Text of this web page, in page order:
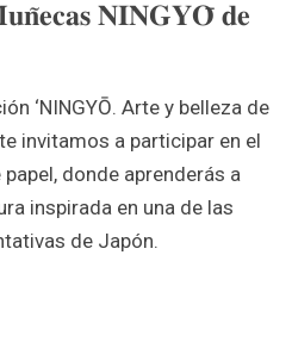
𝐍𝐈𝐍𝐆𝐘𝐎̄ 𝐝𝐞
‘NINGYŌ. Arte y belleza de
invitamos a participar en el
donde aprenderás a
inspirada en una de las
de Japón.